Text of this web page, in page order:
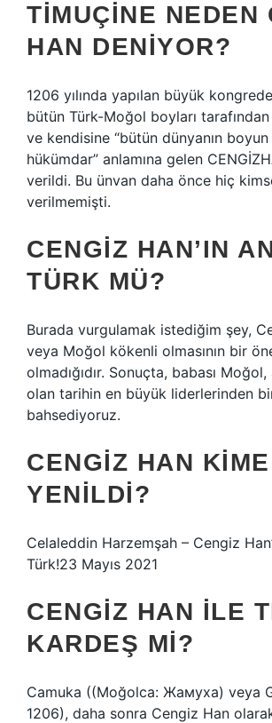
TIMUÇINE NEDEN
HAN DENIYOR?
1206 yılında yapılan büyük
bütün Türk-Moğol boyları
ve kendisine “bütün dünyanın
hükümdar” anlamına gelen
verildi. Bu ünvan daha önce hiç
verilmemişti.
CENGIZ HAN’IN
TÜRK MÜ?
Burada vurgulamak istediğim şey,
veya Moğol kökenli olmasının bir
olmadığıdır. Sonuçta, babası
olan tarihin en büyük liderlerinden
bahsediyoruz.
CENGIZ HAN KIME
YENILDI?
Celaleddin Harzemşah – Cengiz
Türk!23 Mayıs 2021
CENGIZ HAN ILE
KARDEŞ MI?
Camuka ((Moğolca: Жамуха) veya
1206), daha sonra Cengiz Han